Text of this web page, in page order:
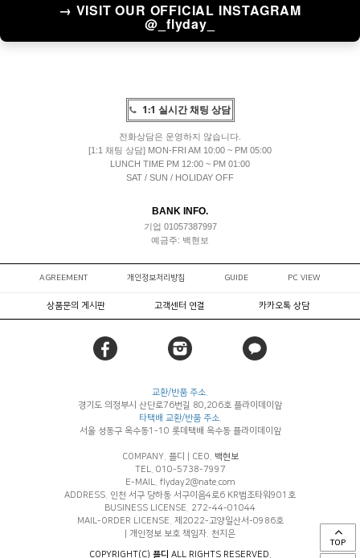
TOP
→ VISIT OUR OFFICIAL INSTAGRAM
@_flyday_
1:1 실시간 채팅 상담
전화상담은 운영하지 않습니다.
[1:1 채팅 상담] MON-FRI AM 10:00 ~ PM 05:00
LUNCH TIME PM 12:00 ~ PM 01:00
SAT / SUN / HOLIDAY OFF
BANK INFO.
기업 01057387997
예금주: 백현보
AGREEMENT 개인정보처리방침 GUIDE PC VIEW
상품문의 게시판 고객센터 연결 카카오톡 상담
교환/반품 주소.
경기도 의정부시 산단로76번길 80,206호 플라이데이앞
타택배 교환/반품 주소.
서울 성동구 옥수동1-10 롯데택배 옥수동 플라이데이앞
COMPANY. 플디 CEO.
백현보
TEL. 010-5738-7997
E-MAIL. flyday2@nate.com
ADDRESS. 인천 서구 당하동 서구이음4로6 KR법조타워901호
BUSINESS LICENSE. 272-44-01044
MAIL-ORDER LICENSE. 제2022-고양일산서-0986호
개인정보 보호 책임자. 천지은
COPYRIGHT(C) 플디 ALL RIGHTS RESERVED.